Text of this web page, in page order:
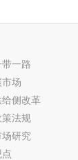
带一路
市场
给侧改革
策法规
场研究
点